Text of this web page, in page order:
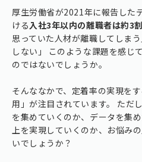
厚生労働省が2021年に報告した
ける 入社3年以内の離職者は約3割
思っていた人材が離職してしま
しない」 このような課題を感じ
のではないでしょうか。
そんななかで、定着率の実現を
用」が注目されています。 ただ
を集めていくのか、データを集
上を実現していくのか、お悩み
いでしょうか？